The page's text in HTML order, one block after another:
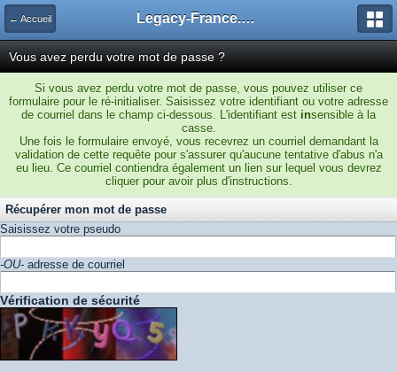
← Accueil Legacy-France.org - Forum
Vous avez perdu votre mot de passe ?
Si vous avez perdu votre mot de passe, vous pouvez utiliser ce
formulaire pour le ré-initialiser. Saisissez votre identifiant ou votre adresse
de courriel dans le champ ci-dessous. L'identifiant est insensible à la
casse.
Une fois le formulaire envoyé, vous recevrez un courriel demandant la
validation de cette requête pour s'assurer qu'aucune tentative d'abus n'a
eu lieu. Ce courriel contiendra également un lien sur lequel vous devrez
cliquer pour avoir plus d'instructions.
Récupérer mon mot de passe
Saisissez votre pseudo
-OU- adresse de courriel
Vérification de sécurité